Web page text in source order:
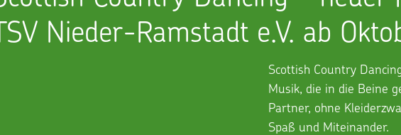
Nieder-Ramstadt e.V. ab
Scottish Country
Musik, die in die Beine
Partner, ohne
Spaß und Miteinander.